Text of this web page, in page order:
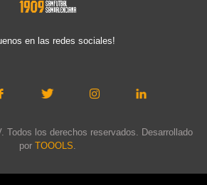
en las redes sociales!
Todos los derechos reservados. Desarrollado
por TOOOLS